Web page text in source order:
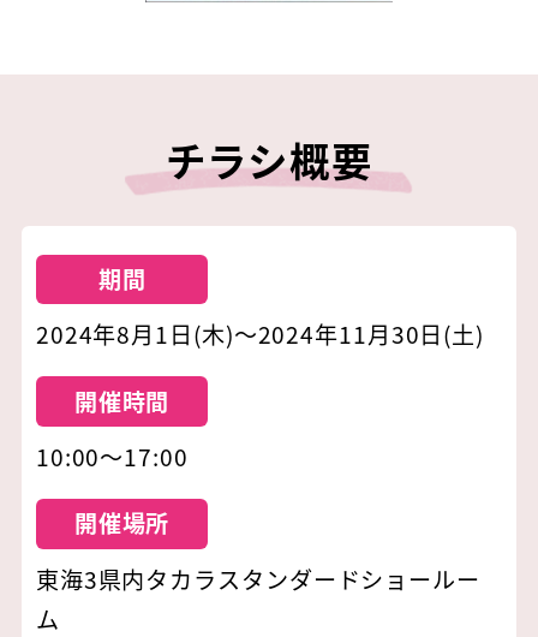
チラシ概要
期間
2024年8月1日(木)～2024年11月30日(土)
開催時間
10:00～17:00
開催場所
東海3県内タカラスタンダードショールー
ム